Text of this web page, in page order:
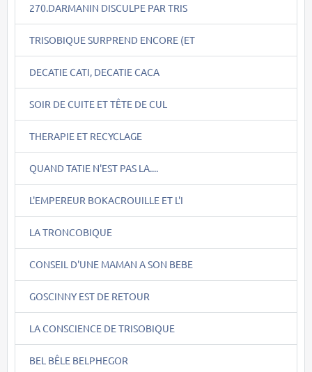
270.DARMANIN DISCULPE PAR TRIS
TRISOBIQUE SURPREND ENCORE (ET
DECATIE CATI, DECATIE CACA
SOIR DE CUITE ET TÊTE DE CUL
THERAPIE ET RECYCLAGE
QUAND TATIE N'EST PAS LA....
L'EMPEREUR BOKACROUILLE ET L'I
LA TRONCOBIQUE
CONSEIL D'UNE MAMAN A SON BEBE
GOSCINNY EST DE RETOUR
LA CONSCIENCE DE TRISOBIQUE
BEL BÊLE BELPHEGOR